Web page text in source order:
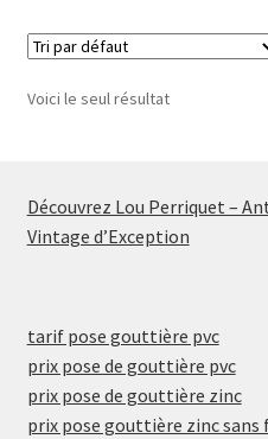
Voici le seul résultat
Découvrez Lou Perriquet –
Vintage d’Exception
tarif pose gouttière pvc
prix pose de gouttière pvc
prix pose de gouttière zinc
prix pose gouttière zinc